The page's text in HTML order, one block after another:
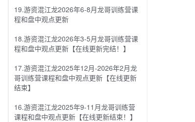
19.游资混江龙2026年6-8月龙哥训练营课
程和盘中观点更新
18.游资混江龙2026年3-5月龙哥训练营课
程和盘中观点更新【在线更新完结！】
17.游资混江龙2025年12月-2026年2月龙
哥训练营课程和盘中观点更新【在线更新
结束】
16.游资混江龙2025年9-11月龙哥训练营
课程和盘中观点更新【在线更新结束！】